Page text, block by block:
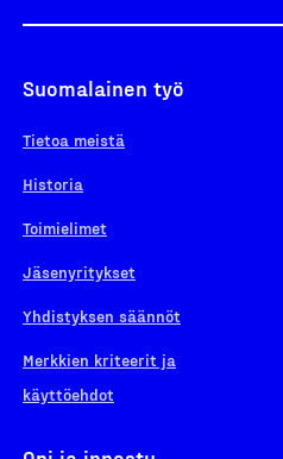
Suomalainen työ
Tietoa meistä
Historia
Toimielimet
Jäsenyritykset
Yhdistyksen säännöt
Merkkien kriteerit ja
käyttöehdot